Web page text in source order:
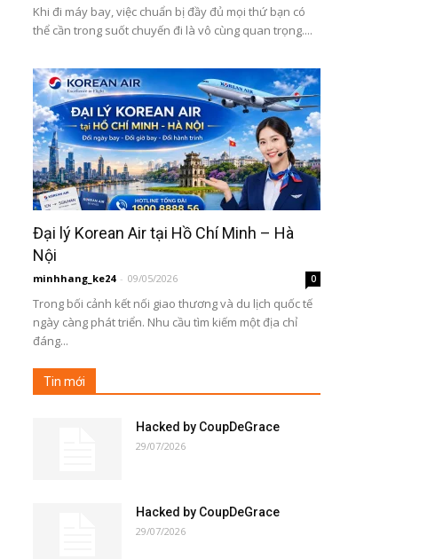
Khi đi máy bay, việc chuẩn bị đầy đủ mọi thứ bạn có
thể cần trong suốt chuyến đi là vô cùng quan trọng....
Đại lý Korean Air tại Hồ Chí Minh – Hà
Nội
minhhang_ke24 - 09/05/2026 0
Trong bối cảnh kết nối giao thương và du lịch quốc tế
ngày càng phát triển. Nhu cầu tìm kiếm một địa chỉ
đáng...
Tin mới
Hacked by CoupDeGrace
29/07/2026
Hacked by CoupDeGrace
29/07/2026